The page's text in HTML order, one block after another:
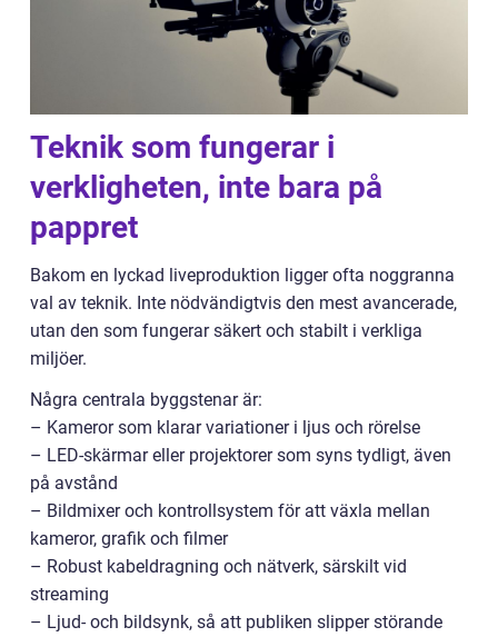
Teknik som fungerar i
verkligheten, inte bara på
pappret
Bakom en lyckad liveproduktion ligger ofta noggranna
val av teknik. Inte nödvändigtvis den mest avancerade,
utan den som fungerar säkert och stabilt i verkliga
miljöer.
Några centrala byggstenar är:
– Kameror som klarar variationer i ljus och rörelse
– LED-skärmar eller projektorer som syns tydligt, även
på avstånd
– Bildmixer och kontrollsystem för att växla mellan
kameror, grafik och filmer
– Robust kabeldragning och nätverk, särskilt vid
streaming
– Ljud- och bildsynk, så att publiken slipper störande